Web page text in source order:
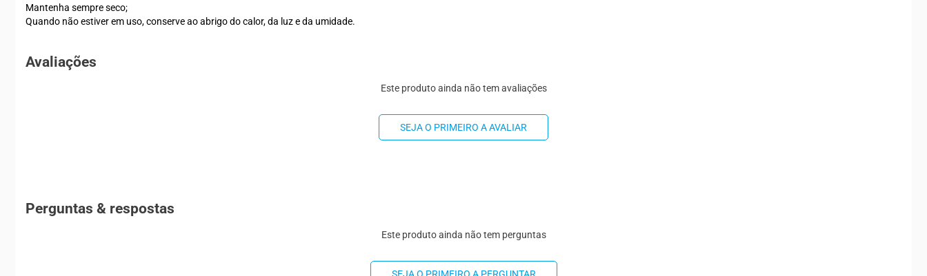
Mantenha sempre seco;
Quando não estiver em uso, conserve ao abrigo do calor, da luz e da umidade.
Avaliações
Este produto ainda não tem avaliações
SEJA O PRIMEIRO A AVALIAR
Perguntas & respostas
Este produto ainda não tem perguntas
SEJA O PRIMEIRO A PERGUNTAR